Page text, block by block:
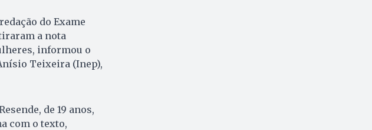
do Exame
a nota
informou o
Teixeira (Inep),
de 19 anos,
com o texto,